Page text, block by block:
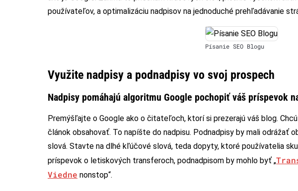
používateľov, a optimalizáciu nadpisov na jednoduché prehľadávanie
Písanie SEO Blogu
Využite nadpisy a podnadpisy vo svoj prospech
Nadpisy pomáhajú algoritmu Google pochopiť váš príspevok
Premýšľajte o Google ako o čitateľoch, ktorí si prezerajú váš blog.
článok obsahovať. To napíšte do nadpisu. Podnadpisy by mali odrážať
slová. Stavte na dlhé kľúčové slová, teda dopyty, ktoré používatelia
príspevok o letiskových transferoch, podnadpisom by mohlo byť „
Viedne nonstop“.